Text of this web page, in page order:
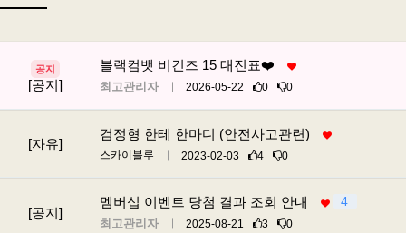
공지
[공지]
블랙컴뱃 비긴즈 15 대진표❤️
최고관리자 2026-05-22 0 0
[자유]
검정형 한테 한마디 (안전사고관련)
스카이블루 2023-02-03 4 0
[공지]
멤버십 이벤트 당첨 결과 조회 안내 4
최고관리자 2025-08-21 3 0